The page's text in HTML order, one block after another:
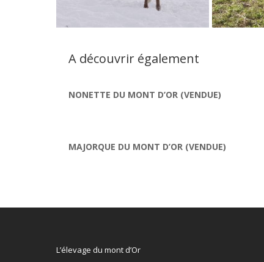
A découvrir également
NONETTE DU MONT D’OR (VENDUE)
MAJORQUE DU MONT D’OR (VENDUE)
L’élevage du mont d’Or